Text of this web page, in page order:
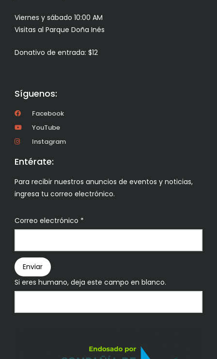
Viernes y sábado 10:00 AM
Visitas al Parque Doña Inés
Donativo de entrada: $12
Síguenos:
Facebook
YouTube
Instagram
Entérate:
Para recibir nuestros anuncios de eventos y noticias,
ingresa tu correo electrónico.
Boletín
Correo electrónico *
Enviar
Si eres humano, deja este campo en blanco.